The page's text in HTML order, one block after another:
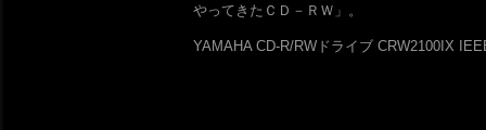
やってきたＣＤ－ＲＷ」。
YAMAHA CD-R/RWドライブ CRW2100IX